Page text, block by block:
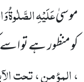
موسیٰعَلَیْہِالصَّلٰوۃُ
کو منظور ہے تو
، المؤمن ، تحت